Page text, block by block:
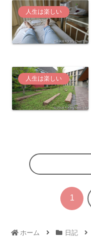
人生は楽しい
人生は楽しい
1
ホーム 日記